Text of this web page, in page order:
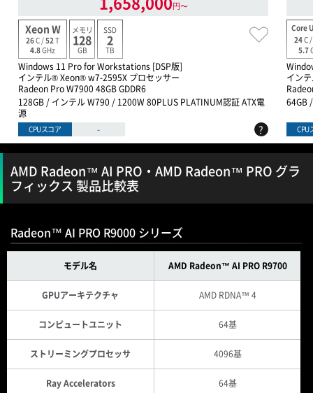
円〜
Xeon W
26C /52T
4.8GHz
メモリ
128
GB
SSD
2
TB
Windows 11 Pro for Workstations [DSP版]
インテル® Xeon® w7-2595X プロセッサー
Radeon Pro W7900 48GB GDDR6
128GB / インテル W790 / 1200W 80PLUS PLATINUM認証 ATX電
源
CPUスコア - ?
Core
24C /
5.7
イン
64GB
CPU
AMD Radeon™ AI PRO・AMD Radeon™ PRO グラ
フィックス 製品比較表
Radeon™ AI PRO R9000 シリーズ
モデル名 AMD Radeon™ AI PRO R9700
GPUアーキテクチャ AMD RDNA™ 4
コンピュートユニット 64基
ストリーミングプロセッサ 4096基
Ray Accelerators 64基